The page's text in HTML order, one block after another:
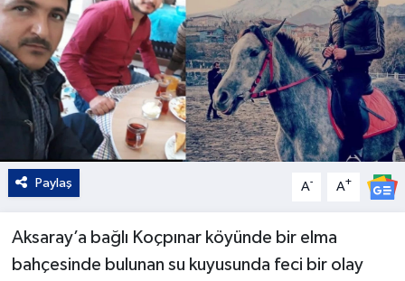
Paylaş A- A+
Aksaray’a bağlı Koçpınar köyünde bir elma
bahçesinde bulunan su kuyusunda feci bir olay